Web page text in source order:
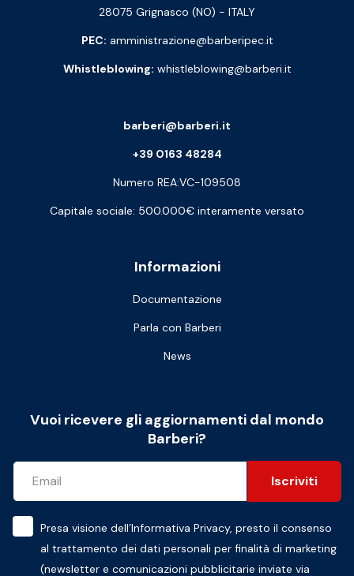
28075 Grignasco (NO) - ITALY
PEC: amministrazione@barberipec.it
Whistleblowing: whistleblowing@barberi.it
Informazioni
Documentazione
Parla con Barberi
News
barberi@barberi.it
+39 0163 48284
Numero REA:VC-109508
Capitale sociale: 500.000€ interamente versato
Vuoi ricevere gli aggiornamenti dal mondo
Barberi?
Iscriviti
Presa visione dell’Informativa Privacy, presto il consenso
al trattamento dei dati personali per finalità di marketing
(newsletter e comunicazioni pubblicitarie inviate via